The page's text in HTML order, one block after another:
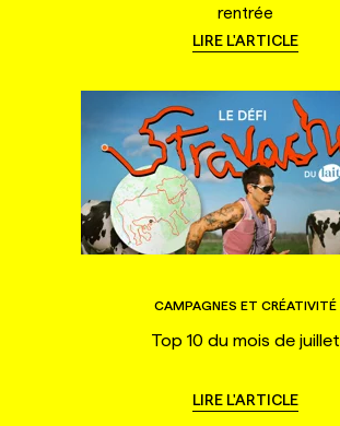
rentrée
LIRE L'ARTICLE
CAMPAGNES ET CRÉATIVITÉ
Top 10 du mois de juillet
LIRE L'ARTICLE